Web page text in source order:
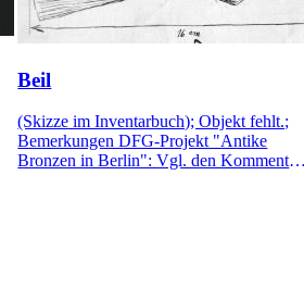
Beil
(Skizze im Inventarbuch); Objekt fehlt.;
Bemerkungen DFG-Projekt "Antike
Bronzen in Berlin": Vgl. den Kommentar